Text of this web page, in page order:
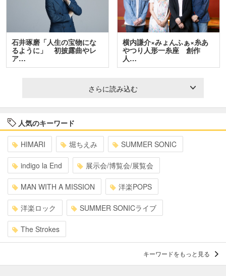
石井琢磨「人生の宝物にな
るように」 初披露曲やレ
ア…
横内謙介×みょんふぁ×糸あ
やつり人形一糸座 創作
人…
さらに読み込む
人気のキーワード
HIMARI 堀ちえみ SUMMER SONIC
indigo la End 展示会/博覧会/展覧会
MAN WITH A MISSION 洋楽POPS
洋楽ロック SUMMER SONICライブ
The Strokes
キーワードをもっと見る